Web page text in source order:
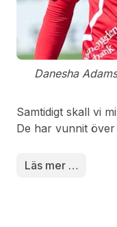
Danesha
Samtidigt skall vi
De har vunnit
vara stolta över
Läs mer …